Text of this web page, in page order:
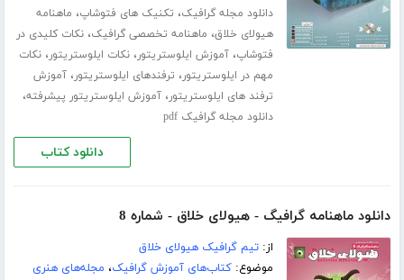
دانلود مجله گرافیک، تکنیک های فتوشاپ، ماهنامه
هیولای خلاق، ماهنامه تخصصی گرافیک،نکات کلیدی در
فتوشاپ،آموزش ایلوستریتور،نکات ایلوستریتور،نکات
مهم در ایلوستریتور، ترفندهای ایلوستریتور،آموزش
ترفند های ایلوستریتور،آموزش ایلوستریتور پیشرفته،
دانلود مجله گرافیک pdf
دانلود کتاب
دانلود ماهنامه گرافیگ - هیولای خلاق - شماره 8
از:تیم گرافیک هیولای خلاق
موضوع:کتاب‌های آموزش گرافیک، مجله‌های هنری